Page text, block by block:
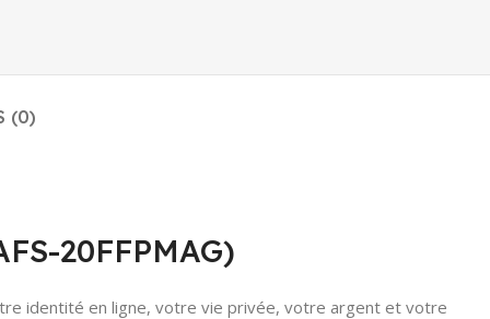
(0)
20FFPMAG)
identité en ligne, votre vie privée, votre argent et votre